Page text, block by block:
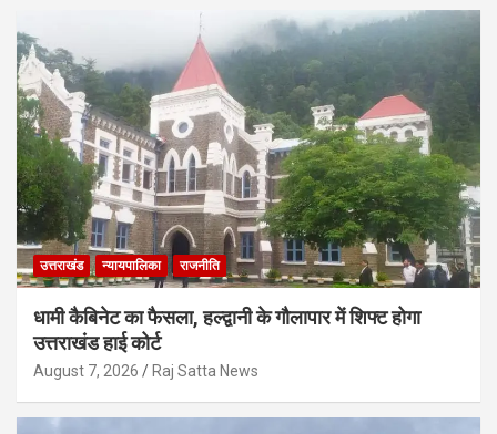
उत्तराखंड न्यायपालिका राजनीति
धामी कैबिनेट का फैसला, हल्द्वानी के गौलापार में शिफ्ट होगा
उत्तराखंड हाई कोर्ट
August 7, 2026 Raj Satta News